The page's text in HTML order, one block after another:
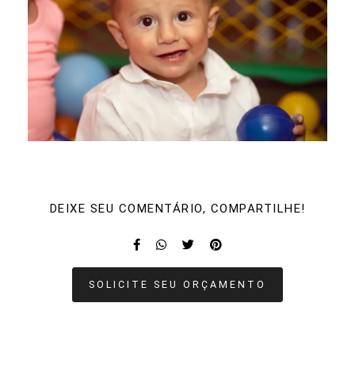
DEIXE SEU COMENTÁRIO, COMPARTILHE!
SOLICITE SEU ORÇAMENTO